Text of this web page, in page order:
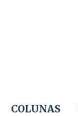
COLUNAS